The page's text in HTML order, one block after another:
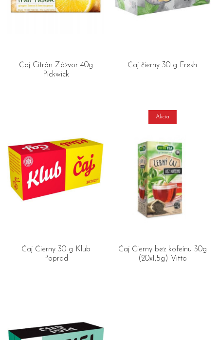
Čaj Citrón Zázvor 40g
Pickwick
Čaj čierny 30 g Fresh
Čaj Čierny 30 g Klub
Poprad
Akcia
Čaj Čierny bez kofeínu 30g
(20x1,5g) Vitto